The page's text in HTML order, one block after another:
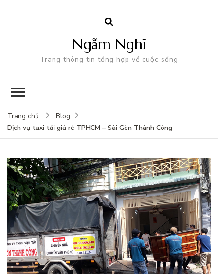
Ngẫm Nghĩ
Trang thông tin tổng hợp về cuộc sống
Trang chủ
Blog
Dịch vụ taxi tải giá rẻ TPHCM – Sài Gòn Thành Công